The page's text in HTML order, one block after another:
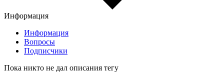
Информация
Информация
Вопросы
Подписчики
Пока никто не дал описания тегу